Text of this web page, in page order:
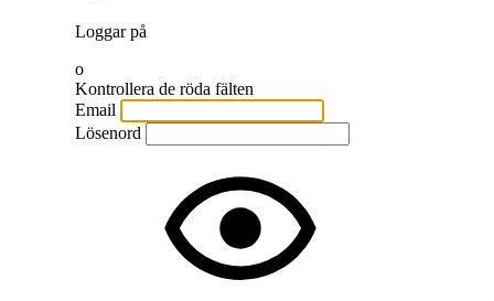
Loggar på
o
Kontrollera de röda fälten
Email
Lösenord